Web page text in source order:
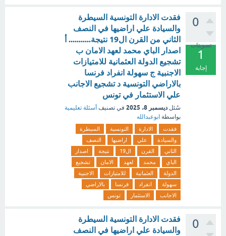
0
تصويتات
1
إجابة
فقدت الادارة التونسية السيطرة
والسيادة علي اراضيها في النصف
الثاني من القرن ال19 نتيجة........... أ
اصدار الباي محمد لعهد الامان ب
تشجيع الدولة العثمانية للامتيازات
الاجنبية ج سهولة انفراد فرنسا
بالاراضي التونسية د تشجيع الاجانب
علي الاستثمار في تونس
سُئل ديسمبر 8، 2025 في تصنيف أسئلة تعليمية
بواسطة ابوعبدالله
فقدت الادارة التونسية
السيطرة
والسيادة
علي اراضيها
النصف
الثاني
القرن ال19 نتيجة
اصدار
الباي
محمد لعهد الامان
تشجيع
الدولة
العثمانية للامتيازات
الاجنبية
سهولة
انفراد فرنسا
بالاراضي
الاجانب
الاستثمار تونس
0
فقدت الادارة التونسية السيطرة
والسيادة علي اراضيها في النصف